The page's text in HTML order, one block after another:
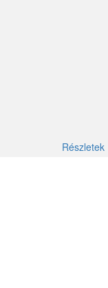
Részletek